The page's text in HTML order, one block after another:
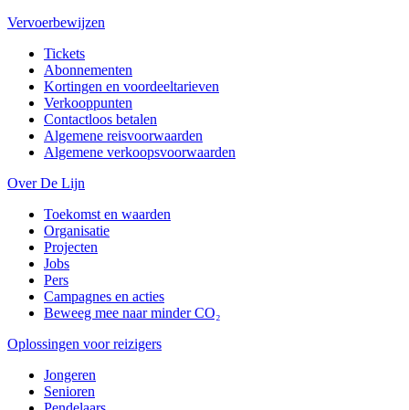
Vervoerbewijzen
Tickets
Abonnementen
Kortingen en voordeeltarieven
Verkooppunten
Contactloos betalen
Algemene reisvoorwaarden
Algemene verkoopsvoorwaarden
Over De Lijn
Toekomst en waarden
Organisatie
Projecten
Jobs
Pers
Campagnes en acties
Beweeg mee naar minder CO₂
Oplossingen voor reizigers
Jongeren
Senioren